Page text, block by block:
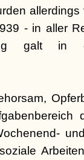
- in aller
galt in